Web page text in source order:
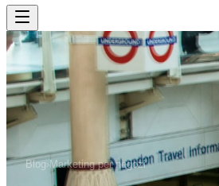
Blog›Marketing per negozi